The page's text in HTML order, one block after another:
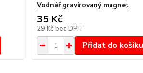
Vodnář gravírovaný magnet
35 Kč
29 Kč bez DPH
Přidat do košíku